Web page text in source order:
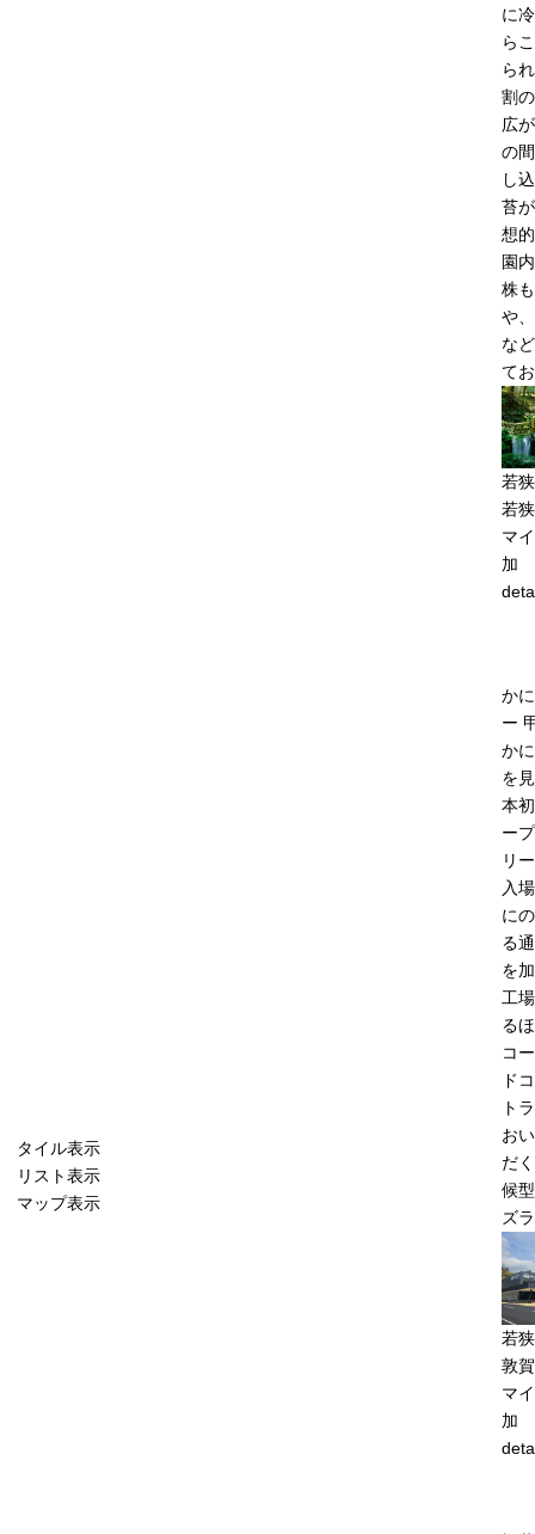
タイル表示
リスト表示
マップ表示
に
ら
ら
割
広
の
し
苔
想
園
株
や
な
て
若
若
マ
加
か
ー
か
を
本
ー
リ
入
に
る
を
工
る
コ
ド
ト
お
だ
候
ズ
若
敦
マ
加